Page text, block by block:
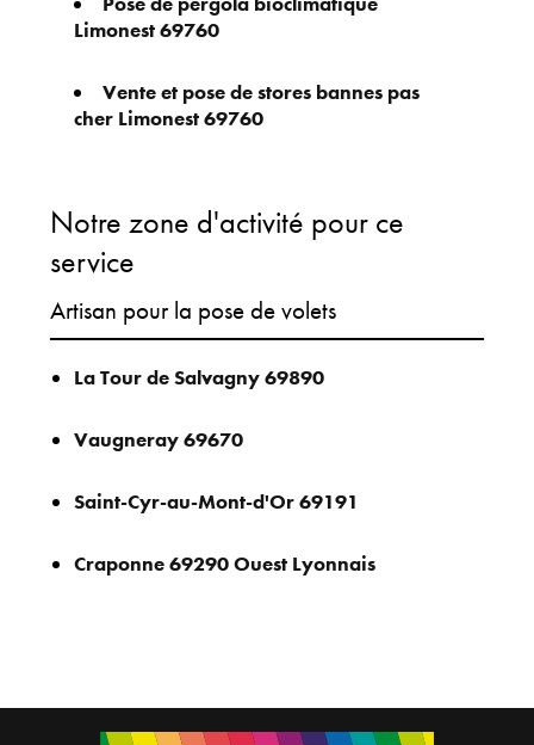
Limonest 69760
Vente et pose de stores bannes pas
cher Limonest 69760
Notre zone d'activité pour ce
service
Artisan pour la pose de volets
La Tour de Salvagny 69890
Vaugneray 69670
Saint-Cyr-au-Mont-d'Or 69191
Craponne 69290 Ouest Lyonnais